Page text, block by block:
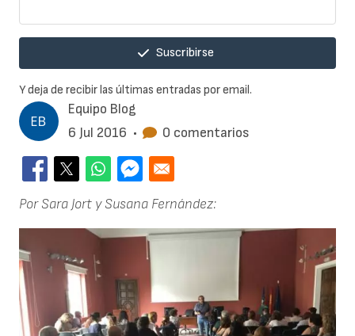
Equipo Blog
6 Jul 2016 • 0 comentarios
Por Sara Jort y Susana Fernández:
Suscribirse
Y deja de recibir las últimas entradas por email.